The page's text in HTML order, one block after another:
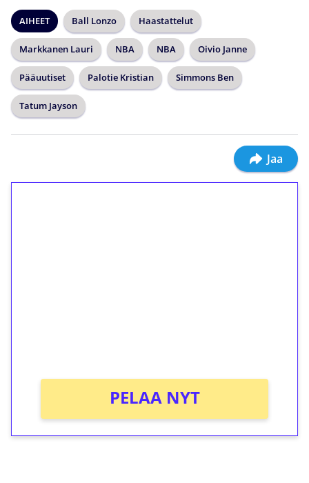
AIHEET Ball Lonzo Haastattelut
Markkanen Lauri NBA NBA Oivio Janne
Pääuutiset Palotie Kristian Simmons Ben
Tatum Jayson
Jaa
PELAA NYT